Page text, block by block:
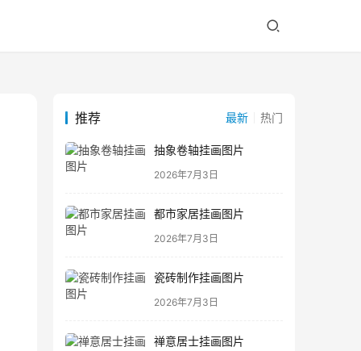
推荐 最新 热门
抽象卷轴挂画图片
2026年7月3日
都市家居挂画图片
2026年7月3日
瓷砖制作挂画图片
2026年7月3日
禅意居士挂画图片